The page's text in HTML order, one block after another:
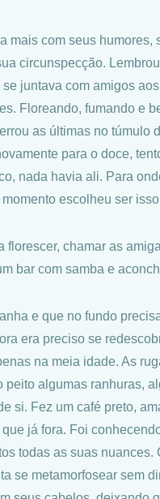
mais com seus humores,
circunspecção.
juntava com amigos
Floreando, fumando e
as últimas no túmulo
para o doce,
nada havia ali. Para
escolheu ser
florescer, chamar as
bar com samba e
e que no fundo
era preciso se
na meia idade. As
algumas ranhuras,
si. Fez um café preto,
já fora. Foi
todas as suas nuances.
se metamorfosear sem